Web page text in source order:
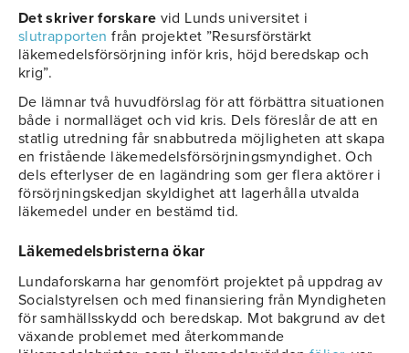
Det skriver forskare vid Lunds universitet i
slutrapporten från projektet ”Resursförstärkt
läkemedelsförsörjning inför kris, höjd beredskap och
krig”.
De lämnar två huvudförslag för att förbättra situationen
både i normalläget och vid kris. Dels föreslår de att en
statlig utredning får snabbutreda möjligheten att skapa
en fristående läkemedelsförsörjningsmyndighet. Och
dels efterlyser de en lagändring som ger flera aktörer i
försörjningskedjan skyldighet att lagerhålla utvalda
läkemedel under en bestämd tid.
Läkemedelsbristerna ökar
Lundaforskarna har genomfört projektet på uppdrag av
Socialstyrelsen och med finansiering från Myndigheten
för samhällsskydd och beredskap. Mot bakgrund av det
växande problemet med återkommande